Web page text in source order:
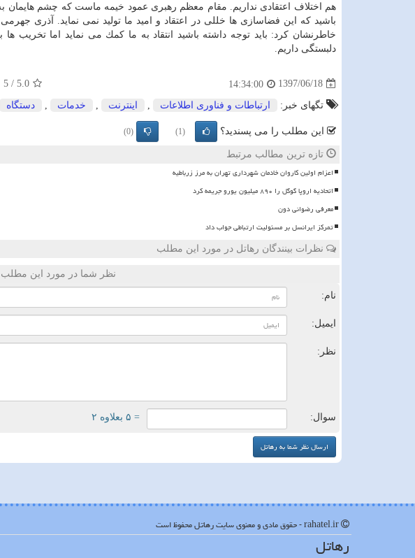
هم اختلاف اعتقادی نداریم. مقام معظم رهبری عمود خیمه ماست كه چشم هایمان
باشید كه این فضاسازی ها خللی در اعتقاد و امید ما تولید نمی نماید. آذری جهرمی
خاطرنشان كرد: باید توجه داشته باشید انتقاد به ما كمك می نماید اما تخریب
دلبستگی داریم.
1397/06/18
14:34:00
5.0
/
5
تگهای خبر: ارتباطات و فناوری اطلاعات اینترنت خدمات دستگاه
این مطلب را می پسندید؟ (1)
(0)
تازه ترین مطالب مرتبط
اعزام اولین کاروان خادمان شهرداری تهران به مرز زرباطیه
اتحادیه اروپا گوگل را ۸۹۰ میلیون یورو جریمه کرد
معرفی رضوانی دون
تمرکز ایرانسل بر مسئولیت ارتباطی جواب داد
نظرات بینندگان رهاتل در مورد این مطلب
نظر شما در مورد این مطلب
نام:
ایمیل:
نظر:
سوال: = ۵ بعلاوه ۲
رهاتل